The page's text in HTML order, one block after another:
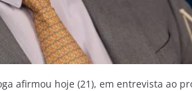
afirmou hoje (21), em entrevista ao